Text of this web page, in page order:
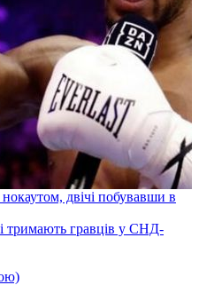
двічі побувавши в
тримають гравців у СНД-